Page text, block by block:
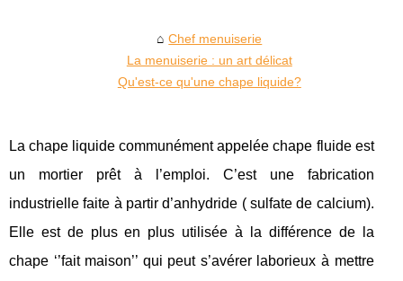
Chef menuiserie
La menuiserie : un art délicat
Qu'est-ce qu'une chape liquide?
La chape liquide communément appelée chape fluide est
un mortier prêt à l’emploi. C’est une fabrication
industrielle faite à partir d’anhydride ( sulfate de calcium).
Elle est de plus en plus utilisée à la différence de la
chape ‘’fait maison’’ qui peut s’avérer laborieux à mettre